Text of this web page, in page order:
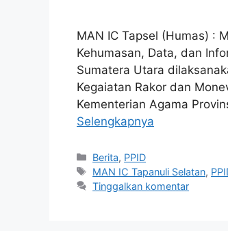
MAN IC Tapsel (Humas) :
Kehumasan, Data, dan
Sumatera Utara
Kegaiatan Rakor dan
Kementerian Agama
Selengkapnya
Berita, PPID
MAN IC Tapanuli Selatan,
Tinggalkan komentar